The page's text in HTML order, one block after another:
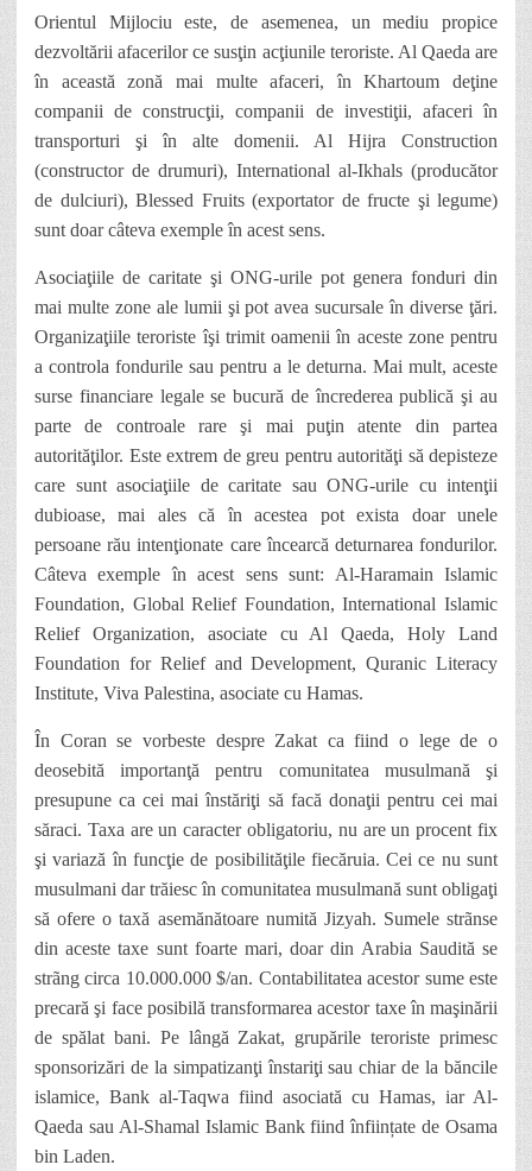
Orientul Mijlociu este, de asemenea, un mediu propice
dezvoltării afacerilor ce susţin acţiunile teroriste. Al Qaeda are
în această zonă mai multe afaceri, în Khartoum deţine
companii de construcţii, companii de investiţii, afaceri în
transporturi şi în alte domenii. Al Hijra Construction
(constructor de drumuri), International al-Ikhals (producător
de dulciuri), Blessed Fruits (exportator de fructe şi legume)
sunt doar câteva exemple în acest sens.
Asociaţiile de caritate şi ONG-urile pot genera fonduri din
mai multe zone ale lumii şi pot avea sucursale în diverse ţări.
Organizaţiile teroriste îşi trimit oamenii în aceste zone pentru
a controla fondurile sau pentru a le deturna. Mai mult, aceste
surse financiare legale se bucură de încrederea publică şi au
parte de controale rare şi mai puţin atente din partea
autorităţilor. Este extrem de greu pentru autorităţi să depisteze
care sunt asociaţiile de caritate sau ONG-urile cu intenţii
dubioase, mai ales că în acestea pot exista doar unele
persoane rău intenţionate care încearcă deturnarea fondurilor.
Câteva exemple în acest sens sunt: Al-Haramain Islamic
Foundation, Global Relief Foundation, International Islamic
Relief Organization, asociate cu Al Qaeda, Holy Land
Foundation for Relief and Development, Quranic Literacy
Institute, Viva Palestina, asociate cu Hamas.
În Coran se vorbeste despre Zakat ca fiind o lege de o
deosebită importanţă pentru comunitatea musulmană şi
presupune ca cei mai înstăriţi să facă donaţii pentru cei mai
săraci. Taxa are un caracter obligatoriu, nu are un procent fix
şi variază în funcţie de posibilităţile fiecăruia. Cei ce nu sunt
musulmani dar trăiesc în comunitatea musulmană sunt obligaţi
să ofere o taxă asemănătoare numită Jizyah. Sumele strãnse
din aceste taxe sunt foarte mari, doar din Arabia Saudită se
strãng circa 10.000.000 $/an. Contabilitatea acestor sume este
precară şi face posibilă transformarea acestor taxe în maşinării
de spălat bani. Pe lângă Zakat, grupările teroriste primesc
sponsorizări de la simpatizanţi înstariţi sau chiar de la băncile
islamice, Bank al-Taqwa fiind asociată cu Hamas, iar Al-
Qaeda sau Al-Shamal Islamic Bank fiind înființate de Osama
bin Laden.